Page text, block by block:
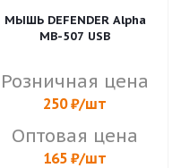
МЫШЬ DEFENDER Alpha
MB-507 USB
Розничная цена
250₽/шт
Оптовая цена
165 ₽/шт